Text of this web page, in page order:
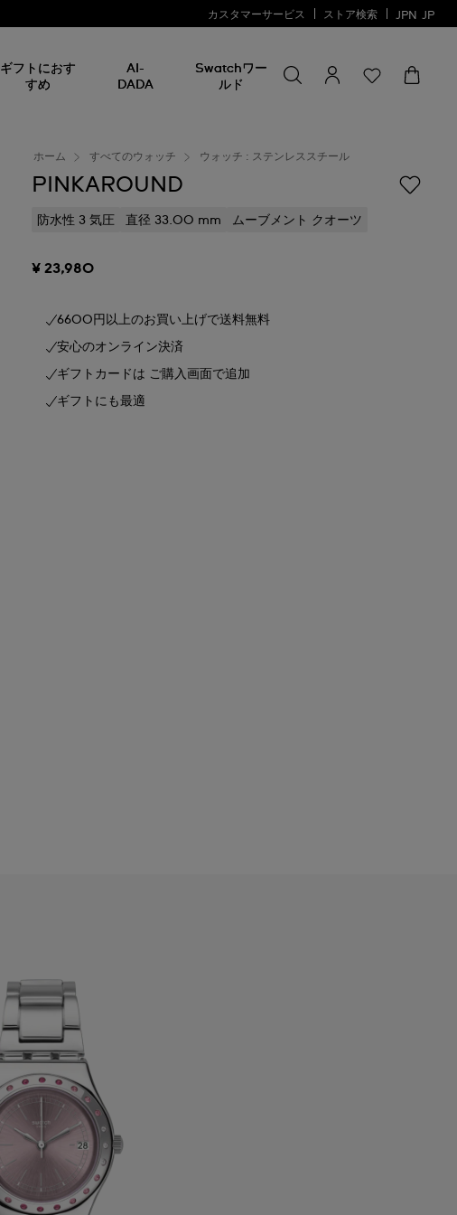
カスタマーサービス ストア検索 JPN JP
ギフトにおす
すめ
AI-
DADA
Swatchワー
ルド
か
を
ホーム すべてのウォッチ ウォッチ : ステンレススチール
PINKAROUND
防水性 3 気圧 直径 33.00 mm ムーブメント クオーツ
¥ 23,980
6600円以上のお買い上げで送料無料
安心のオンライン決済
ギフトカードは ご購入画面で追加
ギフトにも最適